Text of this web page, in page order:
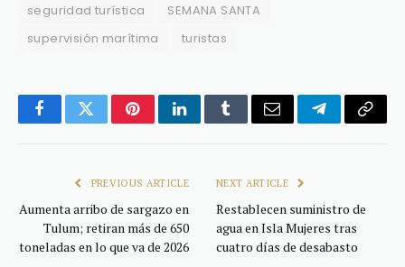
seguridad turística
SEMANA SANTA
supervisión marítima
turistas
FacebookTwitterPinterestLinkedInTumblrEmail TelegramCopy
PREVIOUS ARTICLE
Aumenta arribo de sargazo en
Tulum; retiran más de 650
toneladas en lo que va de 2026
NEXT ARTICLE
Restablecen suministro de
agua en Isla Mujeres tras
cuatro días de desabasto